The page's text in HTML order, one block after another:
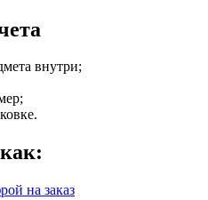
внутри;
на заказ